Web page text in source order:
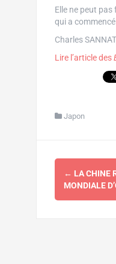
Elle ne peut
qui a
Charles SANNAT
Lire l’article des
Japon
d'article
← LA CHINE
MONDIALE